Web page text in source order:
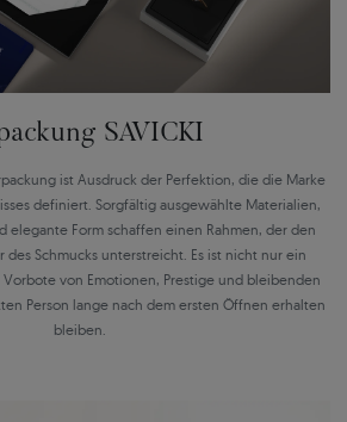
SAVICKI
ist Ausdruck der Perfektion, die die Marke
definiert. Sorgfältig ausgewählte Materialien,
elegante Form schaffen einen Rahmen, der den
Schmucks unterstreicht. Es ist nicht nur ein
von Emotionen, Prestige und bleibenden
Person lange nach dem ersten Öffnen erhalten
bleiben.